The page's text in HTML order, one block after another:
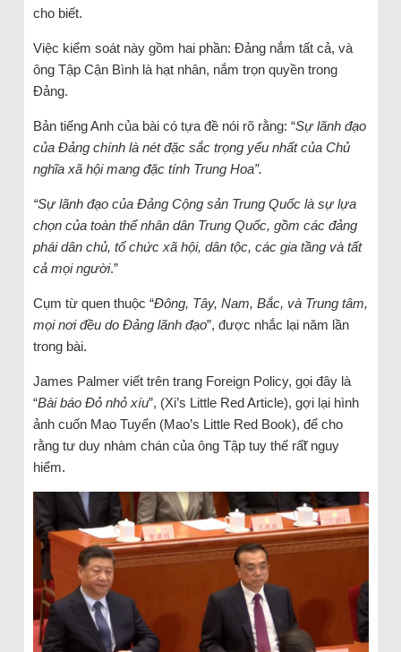
cho biết.
Việc kiểm soát này gồm hai phần: Đảng nắm tất cả, và
ông Tập Cận Bình là hạt nhân, nắm trọn quyền trong
Đảng.
Bản tiếng Anh của bài có tựa đề nói rõ rằng: “Sự lãnh đạo
của Đảng chính là nét đặc sắc trọng yếu nhất của Chủ
nghĩa xã hội mang đặc tính Trung Hoa”.
“Sự lãnh đạo của Đảng Cộng sản Trung Quốc là sự lựa
chọn của toàn thể nhân dân Trung Quốc, gồm các đảng
phái dân chủ, tổ chức xã hội, dân tộc, các gia tầng và tất
cả mọi người.”
Cụm từ quen thuộc “Đông, Tây, Nam, Bắc, và Trung tâm,
mọi nơi đều do Đảng lãnh đạo”, được nhắc lại năm lần
trong bài.
James Palmer viết trên trang Foreign Policy, gọi đây là
“Bài báo Đỏ nhỏ xíu”, (Xi’s Little Red Article), gợi lại hình
ảnh cuốn Mao Tuyển (Mao’s Little Red Book), để cho
rằng tư duy nhàm chán của ông Tập tuy thế rấ̃t nguy
hiểm.